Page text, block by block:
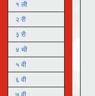
१ ली
२ री
३ री
४ थी
५ वी
६ वी